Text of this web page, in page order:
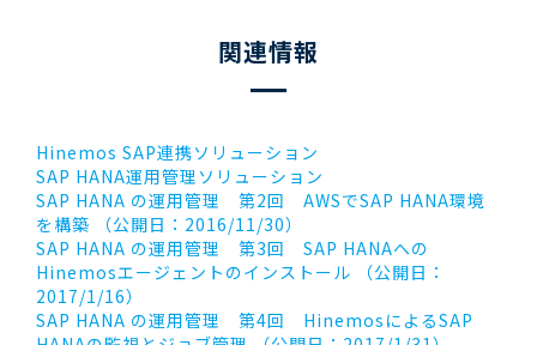
関連情報
Hinemos SAP連携ソリューション
SAP HANA運用管理ソリューション
SAP HANA の運用管理 第2回 AWSでSAP HANA環境
を構築 （公開日：2016/11/30）
SAP HANA の運用管理 第3回 SAP HANAへの
Hinemosエージェントのインストール （公開日：
2017/1/16）
SAP HANA の運用管理 第4回 HinemosによるSAP